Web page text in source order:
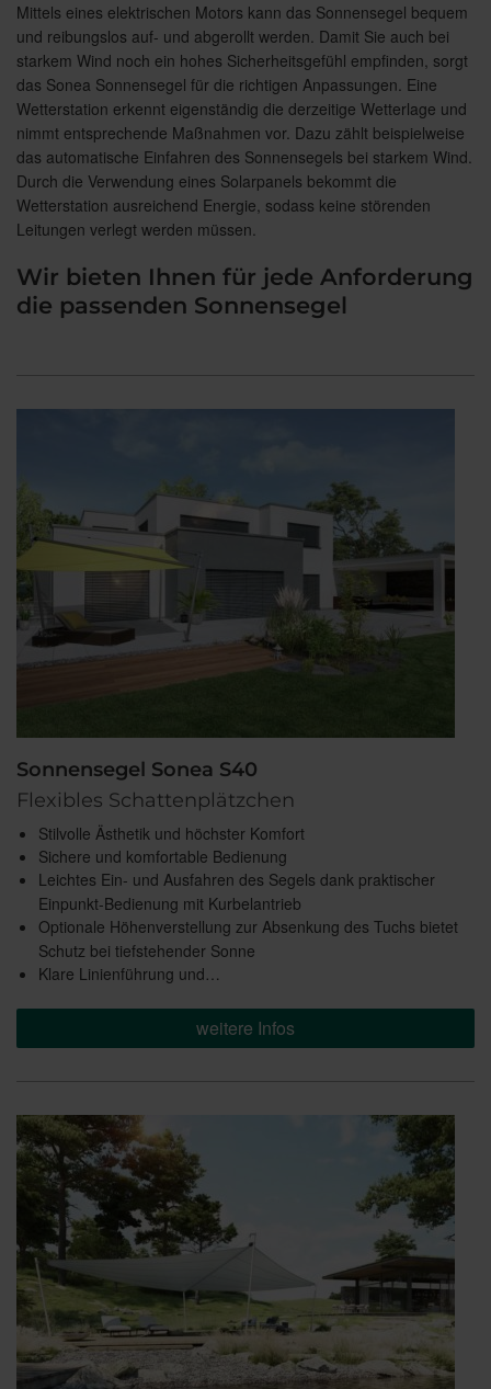
Mittels eines elektrischen Motors kann das Sonnensegel bequem
und reibungslos auf- und abgerollt werden. Damit Sie auch bei
starkem Wind noch ein hohes Sicherheitsgefühl empfinden, sorgt
das Sonea Sonnensegel für die richtigen Anpassungen. Eine
Wetterstation erkennt eigenständig die derzeitige Wetterlage und
nimmt entsprechende Maßnahmen vor. Dazu zählt beispielweise
das automatische Einfahren des Sonnensegels bei starkem Wind.
Durch die Verwendung eines Solarpanels bekommt die
Wetterstation ausreichend Energie, sodass keine störenden
Leitungen verlegt werden müssen.
Wir bieten Ihnen für jede Anforderung
die passenden Sonnensegel
Sonnensegel Sonea S40
Flexibles Schattenplätzchen
Stilvolle Ästhetik und höchster Komfort
Sichere und komfortable Bedienung
Leichtes Ein- und Ausfahren des Segels dank praktischer
Einpunkt-Bedienung mit Kurbelantrieb
Optionale Höhenverstellung zur Absenkung des Tuchs bietet
Schutz bei tiefstehender Sonne
Klare Linienführung und…
weitere Infos